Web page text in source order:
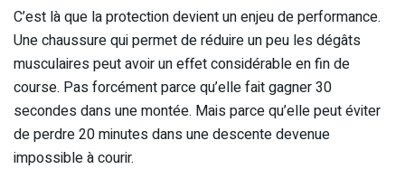
C’est là que la protection devient un enjeu de performance.
Une chaussure qui permet de réduire un peu les dégâts
musculaires peut avoir un effet considérable en fin de
course. Pas forcément parce qu’elle fait gagner 30
secondes dans une montée. Mais parce qu’elle peut éviter
de perdre 20 minutes dans une descente devenue
impossible à courir.